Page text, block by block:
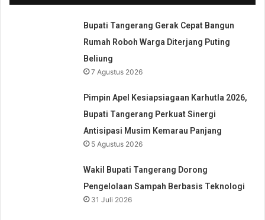
Bupati Tangerang Gerak Cepat Bangun
Rumah Roboh Warga Diterjang Puting
Beliung
7 Agustus 2026
Pimpin Apel Kesiapsiagaan Karhutla 2026,
Bupati Tangerang Perkuat Sinergi
Antisipasi Musim Kemarau Panjang
5 Agustus 2026
Wakil Bupati Tangerang Dorong
Pengelolaan Sampah Berbasis Teknologi
31 Juli 2026